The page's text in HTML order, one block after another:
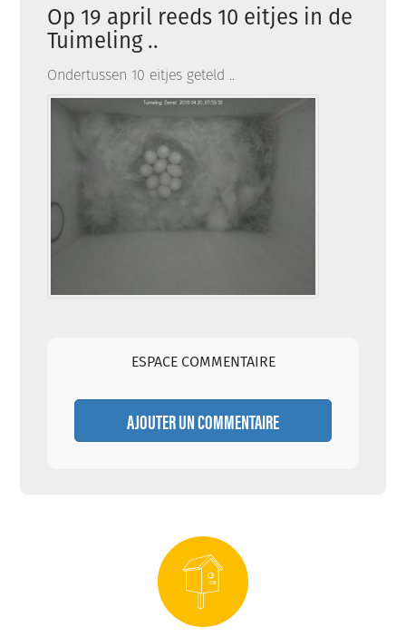
Op 19 april reeds 10 eitjes in de
Tuimeling ..
Ondertussen 10 eitjes geteld ..
ESPACE COMMENTAIRE
AJOUTER UN COMMENTAIRE